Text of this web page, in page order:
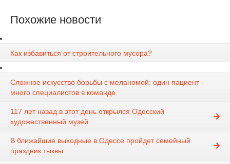
Похожие новости
Как избавиться от строительного мусора?
Сложное искусство борьбы с меланомой: один пациент -
много специалистов в команде
117 лет назад в этот день открылся Одесский
художественный музей
В ближайшие выходные в Одессе пройдет семейный
праздник тыквы